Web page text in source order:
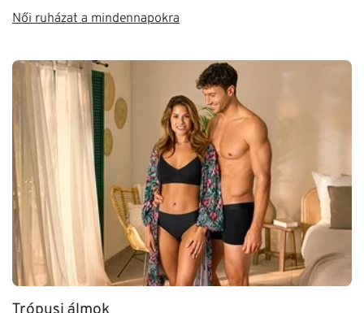
Női ruházat a mindennapokra
Trópusi álmok